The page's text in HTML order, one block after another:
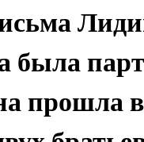
была
прошла